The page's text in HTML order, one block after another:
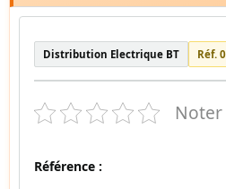
Distribution Electrique BT Réf.
Référence :